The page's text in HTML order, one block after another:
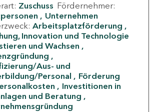
Zuschuss Fördernehmer:
Unternehmen
Arbeitsplatzförderung
Innovation und Technologie
und Wachsen
Aus- und
Personal
Förderung
Investitionen in
und Beratung